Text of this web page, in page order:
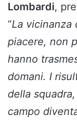
Lombardi,
“La vicinanza
piacere, non
hanno
domani. I
della
campo